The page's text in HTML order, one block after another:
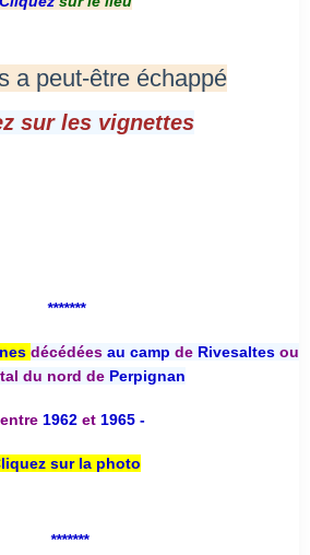
a peut-être échappé
sur les vignettes
*******
décédées au camp deRivesaltesou
du nord de Perpignan
entre 1962 et 1965 -
sur la photo
*******